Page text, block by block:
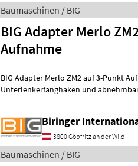
Baumaschinen / BIG
BIG Adapter Merlo
Aufnahme
BIG Adapter Merlo ZM2 auf 3-Punkt
Unterlenkerfanghaken und
Biringer
3800 Göpfritz an der Wild
Baumaschinen / BIG